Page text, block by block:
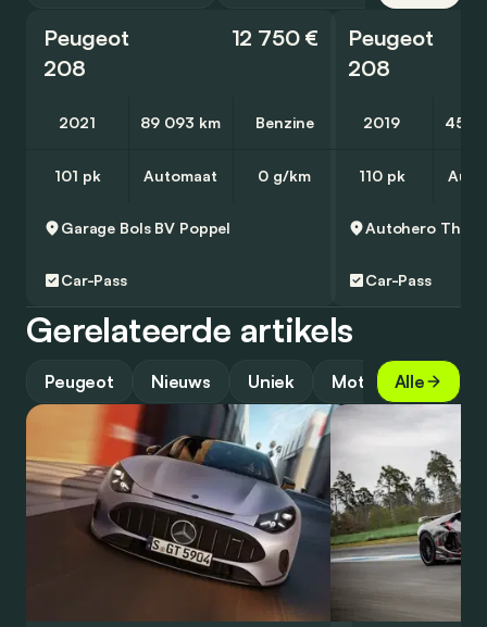
Peugeot
208
12 750 €
2021 89 093 km Benzine
101 pk Automaat 0 g/km
Garage Bols BV Poppel
Car-Pass
Peugeot
208
2019 45
110 pk
Autohero
Car-Pass
Gerelateerde artikels
Peugeot Nieuws Uniek Motorsport
Alle